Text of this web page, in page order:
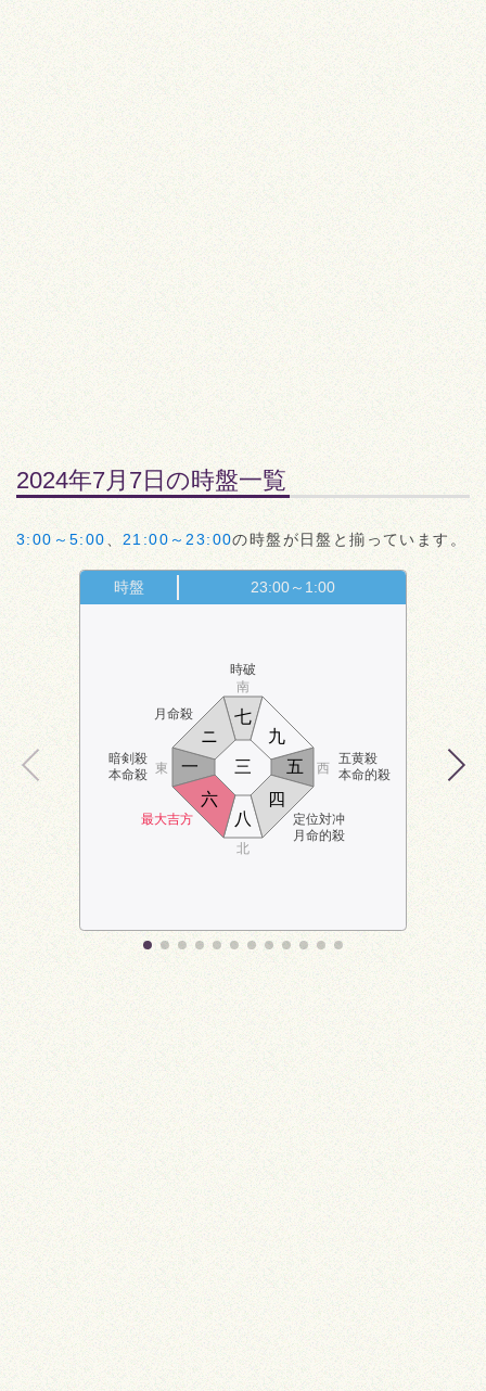
2024年7月7日の時盤一覧
3:00～5:00 、21:00～23:00の時盤が日盤と揃っています。
時盤 23:00～1:00
月命殺
時破
暗剣殺
本命殺
五黄殺
本命的殺
最大吉方
定位対冲
月命的殺
南
北
東 西
八
九
一
ニ
三
四
五
六
七